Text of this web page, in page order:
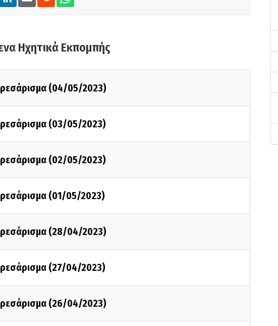
Ηχητικά Εκπομπής
(04/05/2023)
(03/05/2023)
(02/05/2023)
(01/05/2023)
(28/04/2023)
(27/04/2023)
(26/04/2023)